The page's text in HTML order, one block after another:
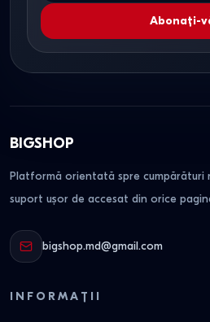
Abonați-
BIGSHOP
Platformă orientată spre cumpărături
suport ușor de accesat din orice
bigshop.md@gmail.com
INFORMAȚII